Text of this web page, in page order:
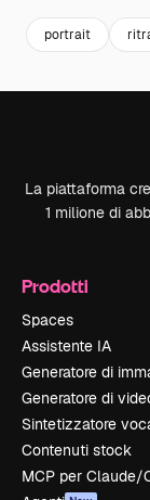
portrait
La piattaforma
1 milione di
Prodotti
Spaces
Assistente IA
Generatore di
Generatore di
Sintetizzatore
Contenuti stock
MCP per Claude/